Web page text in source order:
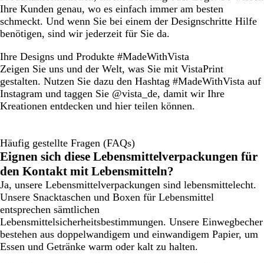
Ihre Kunden genau, wo es einfach immer am besten
schmeckt. Und wenn Sie bei einem der Designschritte Hilfe
benötigen, sind wir jederzeit für Sie da.
Ihre Designs und Produkte #MadeWithVista
Zeigen Sie uns und der Welt, was Sie mit VistaPrint
gestalten. Nutzen Sie dazu den Hashtag #MadeWithVista auf
Instagram und taggen Sie @vista_de, damit wir Ihre
Kreationen entdecken und hier teilen können.
Häufig gestellte Fragen (FAQs)
Eignen sich diese Lebensmittelverpackungen für
den Kontakt mit Lebensmitteln?
Ja, unsere Lebensmittelverpackungen sind lebensmittelecht.
Unsere Snacktaschen und Boxen für Lebensmittel
entsprechen sämtlichen
Lebensmittelsicherheitsbestimmungen. Unsere Einwegbecher
bestehen aus doppelwandigem und einwandigem Papier, um
Essen und Getränke warm oder kalt zu halten.